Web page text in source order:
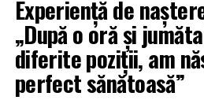
Experiență de
„După o oră și
diferite poziții, am
perfect sănătoasă”